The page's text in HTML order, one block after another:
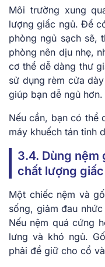
Môi trường xung
lượng giấc ngủ. Để
phòng ngủ sạch sẽ,
phòng nên dịu nhẹ,
cơ thể dễ dàng thư
sử dụng rèm cửa
giúp bạn dễ ngủ hơn.
Nếu cần, bạn có thể
máy khuếch tán tinh
3.4. Dùng nệm
chất lượng
Một chiếc nệm và
sống, giảm đau
Nếu nệm quá cứng
lưng và khó ngủ.
phải để giữ cho cổ